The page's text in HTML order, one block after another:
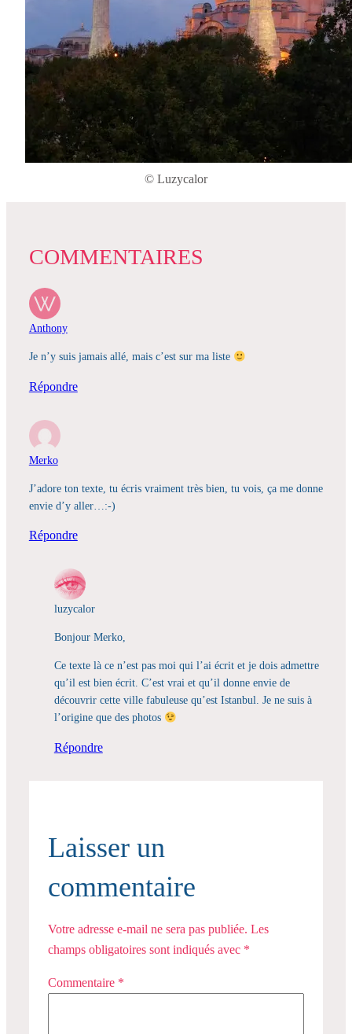
© Luzycalor
COMMENTAIRES
Anthony
Je n’y suis jamais allé, mais c’est sur ma liste
Répondre
Merko
J’adore ton texte, tu écris vraiment très bien, tu vois, ça me donne
envie d’y aller…:-)
Répondre
luzycalor
Bonjour Merko,
Ce texte là ce n’est pas moi qui l’ai écrit et je dois admettre
qu’il est bien écrit. C’est vrai et qu’il donne envie de
découvrir cette ville fabuleuse qu’est Istanbul. Je ne suis à
l’origine que des photos
Répondre
Laisser un
commentaire
Votre adresse e-mail ne sera pas publiée. Les
champs obligatoires sont indiqués avec *
Commentaire *